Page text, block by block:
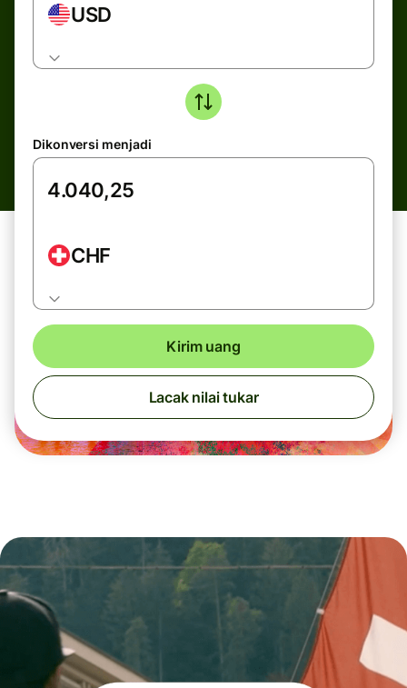
USD
Dikonversi menjadi
CHF
Kirim uang
Lacak nilai tukar